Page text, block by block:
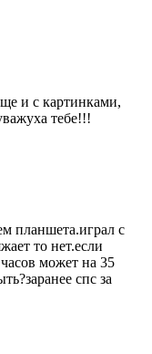
и с картинками,
тебе!!!
планшета.играл с
то нет.если
может на 35
спс за